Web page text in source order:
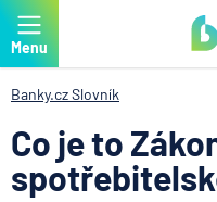
Menu
Banky.czSlovník
Co je to